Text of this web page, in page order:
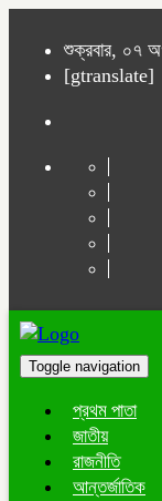
শুক্রবার, ০৭
[gtranslate]
Toggle navigation
প্রথম পাতা
জাতীয়
রাজনীতি
আন্তর্জাতিক